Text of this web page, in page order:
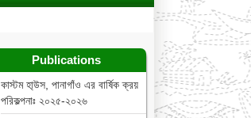
Publications
কাস্টম হা্উস, পানাগাঁও এর বার্ষিক ক্রয়
পরিকল্পনাঃ ২০২৫-২০২৬